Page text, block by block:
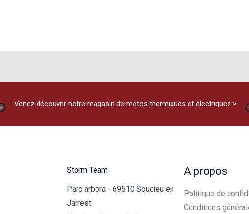
Venez découvrir notre magasin de motos thermiques et électriques >
Storm Team
Parc arbora - 69510 Soucieu en
Jarrest
A propos
Politique de
Conditions